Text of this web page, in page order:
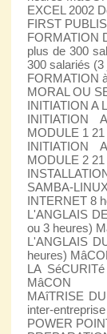
EXCEL 2002
FIRST
FORMATION
plus de 300
300 salariés
FORMATION
MORAL OU
INITIATION A
INITIATION
MODULE 1
INITIATION
MODULE 2
SAMBA-
INTERNET 8
L'ANGLAIS
ou 3 heures)
L'ANGLAIS
heures)
LA
MâCON
MAîTRISE
inter-
POWER